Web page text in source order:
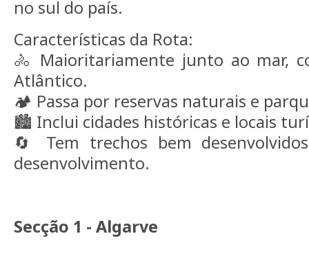
no sul do país.
Características da Rota:
🚴 Maioritariamente junto ao mar,
Atlântico.
🏕️ Passa por reservas naturais e
🏙️ Inclui cidades históricas e locais
🔄 Tem trechos bem
desenvolvimento.
Secção 1 - Algarve